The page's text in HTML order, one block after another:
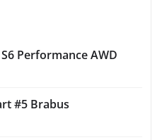
Performance AWD
#5 Brabus